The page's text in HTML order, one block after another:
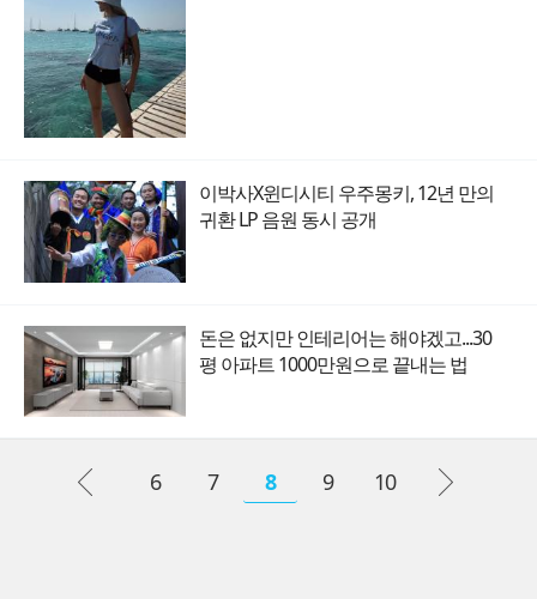
이박사X윈디시티 우주몽키, 12년 만의
귀환 LP 음원 동시 공개
돈은 없지만 인테리어는 해야겠고...30
평 아파트 1000만원으로 끝내는 법
6 7 8 9 10